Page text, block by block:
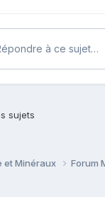
à ce sujet…
sujets
et Minéraux Forum